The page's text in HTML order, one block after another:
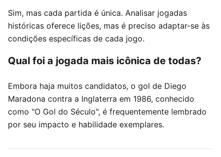
Sim, mas cada partida é única. Analisar jogadas
históricas oferece lições, mas é preciso adaptar-se às
condições específicas de cada jogo.
Qual foi a jogada mais icônica de todas?
Embora haja muitos candidatos, o gol de Diego
Maradona contra a Inglaterra em 1986, conhecido
como "O Gol do Século", é frequentemente lembrado
por seu impacto e habilidade exemplares.